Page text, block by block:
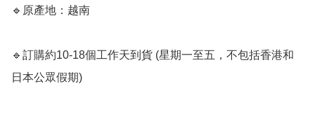
🔹原產地：越南
🔹訂購約10-18個工作天到貨 (星期一至五，不包括香港和
日本公眾假期) ﻿